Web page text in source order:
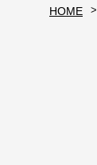
HOME >